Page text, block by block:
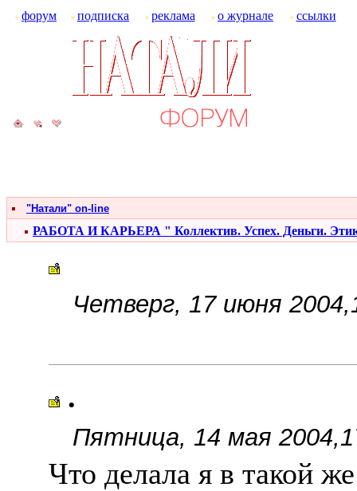
форум подписка реклама о журнале ссылки
"Натали" on-line
РАБОТА И КАРЬЕРА " Коллектив. Успех. Деньги.
Четверг, 17 июня
.
Пятница, 14 мая
Что делала я в такой